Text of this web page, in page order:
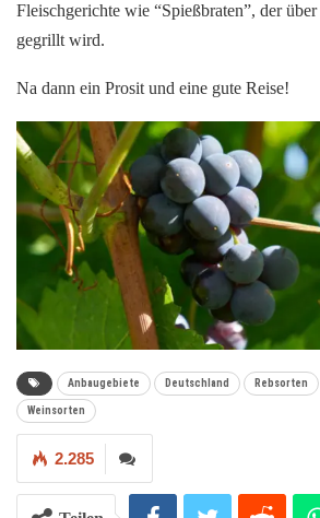
Fleischgerichte wie “Spießbraten”, der
gegrillt wird.
Na dann ein Prosit und eine gute Reise!
Anbaugebiete Deutschland Rebsorten
Weinsorten
2.285